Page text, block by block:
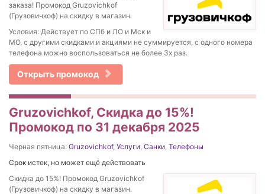
заказа! Промокод Gruzovichkof
(Грузовичкоф) на скидку в магазин.
Условия: Действует по СПб и ЛО и Мск и
МО, с другими скидками и акциями не суммируется, с одного номера
телефона можно воспользоваться не более 3х раз.
Открыть промокод
Gruzovichkof, Скидка до 15%!
Промокод по 31 декабря 2025
Черная пятница: Gruzovichkof, Услуги, Санки, Телефоны
Срок истек, но может ещё действовать
Скидка до 15%! Промокод Gruzovichkof
(Грузовичкоф) на скидку в магазин.